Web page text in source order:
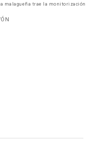
malagueña trae la monitorización